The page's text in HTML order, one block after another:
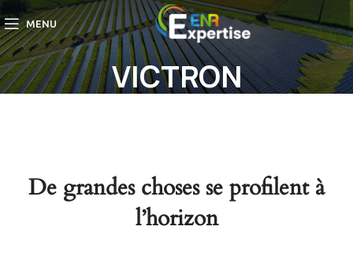
MENU
VICTRON
De grandes choses se profilent à
l’horizon